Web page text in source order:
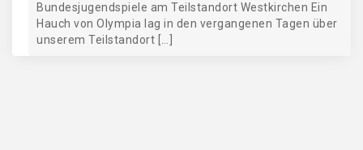
Bundesjugendspiele am Teilstandort Westkirchen Ein
Hauch von Olympia lag in den vergangenen Tagen über
unserem Teilstandort […]